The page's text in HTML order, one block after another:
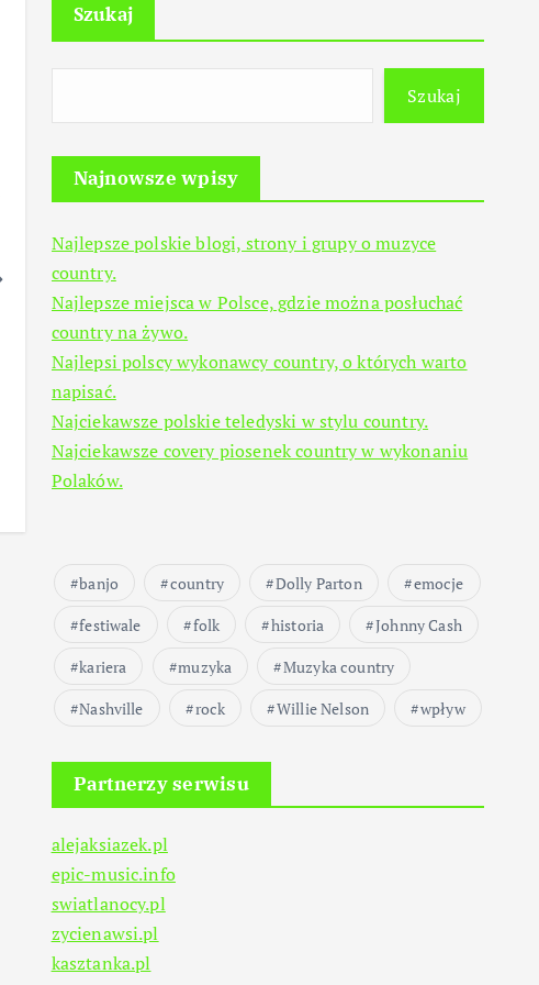
Szukaj
Szukaj
Najnowsze wpisy
Najlepsze polskie blogi, strony i grupy o muzyce
country.
Najlepsze miejsca w Polsce, gdzie można posłuchać
country na żywo.
Najlepsi polscy wykonawcy country, o których warto
napisać.
Najciekawsze polskie teledyski w stylu country.
Najciekawsze covery piosenek country w wykonaniu
Polaków.
banjo country Dolly Parton
emocje
festiwale
folk historia
Johnny Cash
kariera
muzyka
Muzyka country
Nashville
rock Willie Nelson wpływ
Partnerzy serwisu
alejaksiazek.pl
epic-music.info
swiatlanocy.pl
zycienawsi.pl
kasztanka.pl